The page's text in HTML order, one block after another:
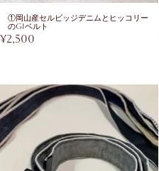
①岡山産セルビッジデニムとヒッコリー
のGIベルト
¥2,500